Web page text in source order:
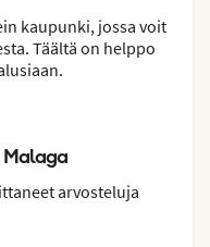
kaupunki, jossa voit
Täältä on helppo
arvosteluja